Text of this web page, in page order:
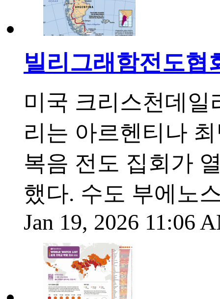
빌리그래함전도협
미국 크리스천데일
리는 아르헨티나
복음 전도 집회가
했다. 수도 부에노
Jan 19, 2026 11:06